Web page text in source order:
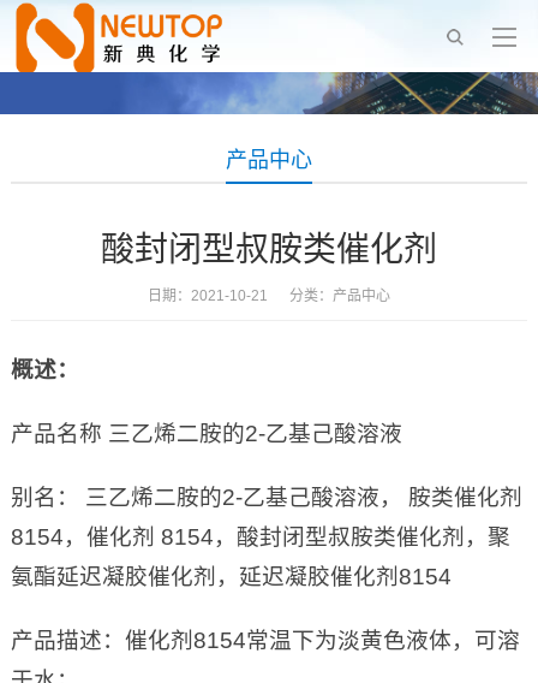
产品中心
酸封闭型叔胺类催化剂
日期：2021-10-21 分类： 产品中心
概述：
产品名称 三乙烯二胺的2-乙基己酸溶液
别名： 三乙烯二胺的2-乙基己酸溶液， 胺类催化剂
8154，催化剂 8154，酸封闭型叔胺类催化剂，聚
氨酯延迟凝胶催化剂，延迟凝胶催化剂8154
产品描述：催化剂8154常温下为淡黄色液体，可溶